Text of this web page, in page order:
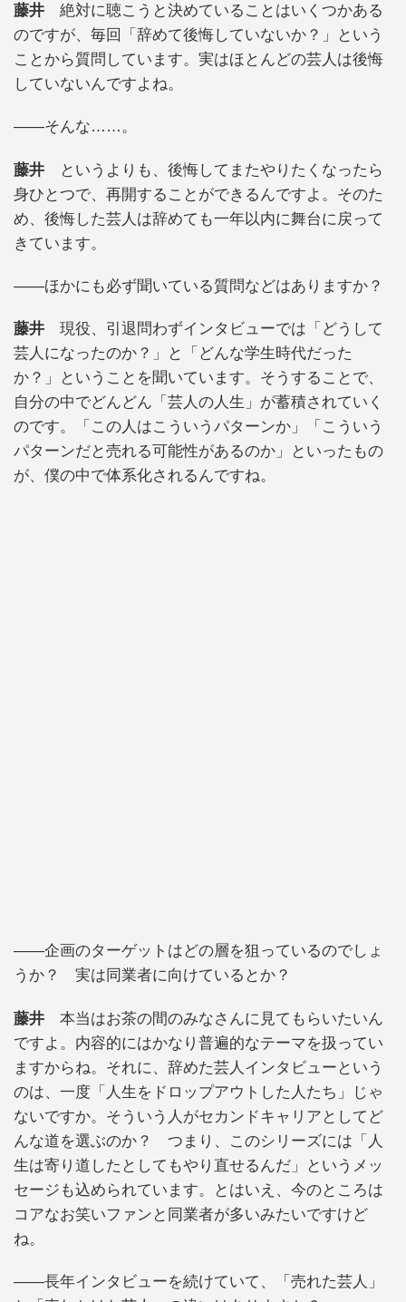
藤井 絶対に聴こうと決めていることはいくつかある
のですが、毎回「辞めて後悔していないか？」という
ことから質問しています。実はほとんどの芸人は後悔
していないんですよね。
――そんな……。
藤井 というよりも、後悔してまたやりたくなったら
身ひとつで、再開することができるんですよ。そのた
め、後悔した芸人は辞めても一年以内に舞台に戻って
きています。
――ほかにも必ず聞いている質問などはありますか？
藤井 現役、引退問わずインタビューでは「どうして
芸人になったのか？」と「どんな学生時代だった
か？」ということを聞いています。そうすることで、
自分の中でどんどん「芸人の人生」が蓄積されていく
のです。「この人はこういうパターンか」「こういう
パターンだと売れる可能性があるのか」といったもの
が、僕の中で体系化されるんですね。
――企画のターゲットはどの層を狙っているのでしょ
うか？ 実は同業者に向けているとか？
藤井 本当はお茶の間のみなさんに見てもらいたいん
ですよ。内容的にはかなり普遍的なテーマを扱ってい
ますからね。それに、辞めた芸人インタビューという
のは、一度「人生をドロップアウトした人たち」じゃ
ないですか。そういう人がセカンドキャリアとしてど
んな道を選ぶのか？ つまり、このシリーズには「人
生は寄り道したとしてもやり直せるんだ」というメッ
セージも込められています。とはいえ、今のところは
コアなお笑いファンと同業者が多いみたいですけど
ね。
――長年インタビューを続けていて、「売れた芸人」